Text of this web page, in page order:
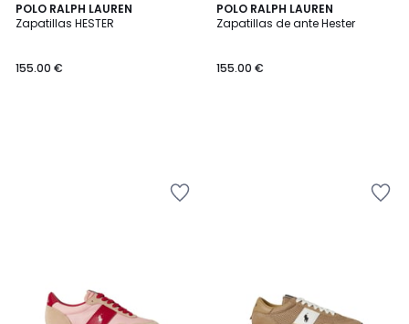
POLO RALPH LAUREN
Zapatillas HESTER
155.00 €
POLO RALPH LAUREN
Zapatillas de ante Hester
155.00 €